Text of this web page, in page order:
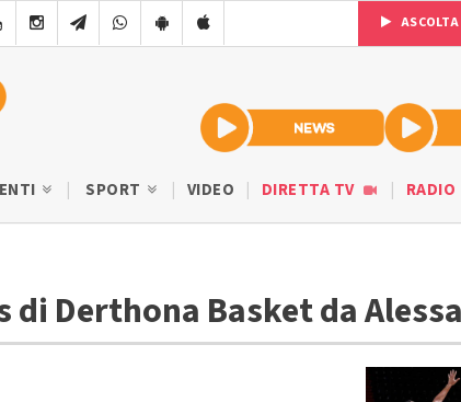
SPORT VIDEO DIRETTA TV RADIO
di Derthona Basket da